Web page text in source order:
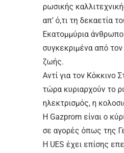
ρωσικής
απ’ ό,τι τη δεκαετία
Εκατομμύρια
συγκεκριμένα από
ζωής.
Αντί για τον Κόκκινο
τώρα κυριαρχούν το
ηλεκτρισμός, η
Η Gazprom είναι ο
σε αγορές όπως της
Η UES έχει επίσης